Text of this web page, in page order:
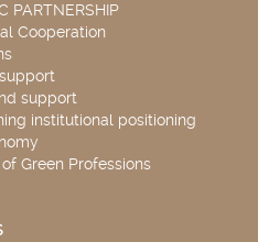
PARTNERSHIP
Cooperation
support
institutional positioning
Green Professions